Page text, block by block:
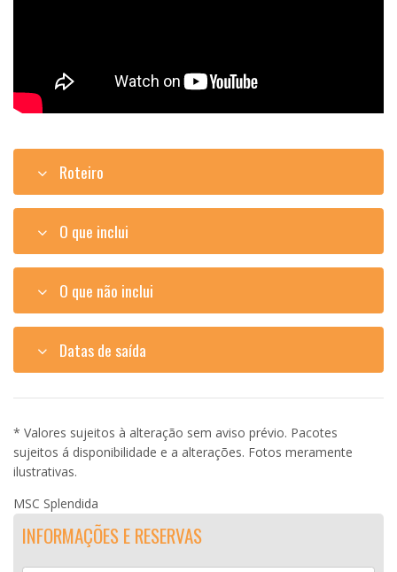
Roteiro
O que inclui
O que não inclui
Datas de saída
* Valores sujeitos à alteração sem aviso prévio. Pacotes
sujeitos á disponibilidade e a alterações. Fotos meramente
ilustrativas.
MSC Splendida
INFORMAÇÕES E RESERVAS